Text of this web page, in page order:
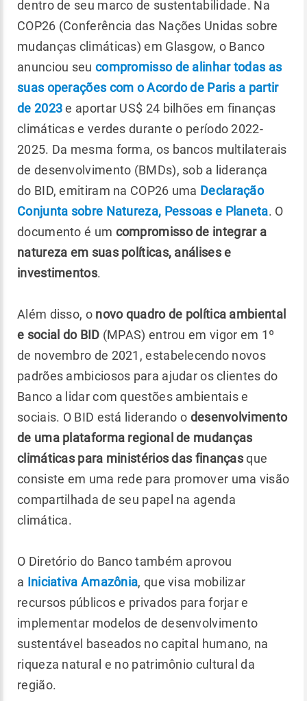
dentro de seu marco de sustentabilidade. Na
COP26 (Conferência das Nações Unidas sobre
mudanças climáticas) em Glasgow, o Banco
anunciou seu compromisso de alinhar todas as
suas operações com o Acordo de Paris a partir
de 2023e aportar US$ 24 bilhões em finanças
climáticas e verdes durante o período 2022-
2025. Da mesma forma, os bancos multilaterais
de desenvolvimento (BMDs), sob a liderança
do BID, emitiram na COP26 uma Declaração
Conjunta sobre Natureza, Pessoas e Planeta. O
documento é um compromisso de integrar a
natureza em suas políticas, análises e
investimentos.
Além disso, o novo quadro de política ambiental
e social do BID (MPAS) entrou em vigor em 1º
de novembro de 2021, estabelecendo novos
padrões ambiciosos para ajudar os clientes do
Banco a lidar com questões ambientais e
sociais. O BID está liderando o desenvolvimento
de uma plataforma regional de mudanças
climáticas para ministérios das finançasque
consiste em uma rede para promover uma visão
compartilhada de seu papel na agenda
climática.
O Diretório do Banco também aprovou
a Iniciativa Amazônia, que visa mobilizar
recursos públicos e privados para forjar e
implementar modelos de desenvolvimento
sustentável baseados no capital humano, na
riqueza natural e no patrimônio cultural da
região.